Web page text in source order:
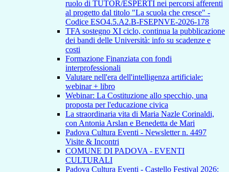
ruolo di TUTOR/ESPERTI nei percorsi afferenti
al progetto dal titolo "La scuola che cresce" -
Codice ESO4.5.A2.B-FSEPNVE-2026-178
TFA sostegno XI ciclo, continua la pubblicazione
dei bandi delle Università: info su scadenze e
costi
Formazione Finanziata con fondi
interprofessionali
Valutare nell'era dell'intelligenza artificiale:
webinar + libro
Webinar: La Costituzione allo specchio, una
proposta per l'educazione civica
La straordinaria vita di Maria Nazle Corinaldi,
con Antonia Arslan e Benedetta de Mari
Padova Cultura Eventi - Newsletter n. 4497
Visite & Incontri
COMUNE DI PADOVA - EVENTI
CULTURALI
Padova Cultura Eventi - Castello Festival 2026: